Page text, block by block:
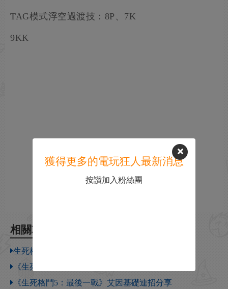
TAG模式浮空過渡技：8P、7K
9KK
相關攻略
生死格鬥5怎麽打爆衣
《生死格鬥5：最後一戰》裡昂基礎連招分享
《生死格鬥5：最後一戰》艾因基礎連招分享
獲得更多的電玩狂人最新消息
按讚加入粉絲團